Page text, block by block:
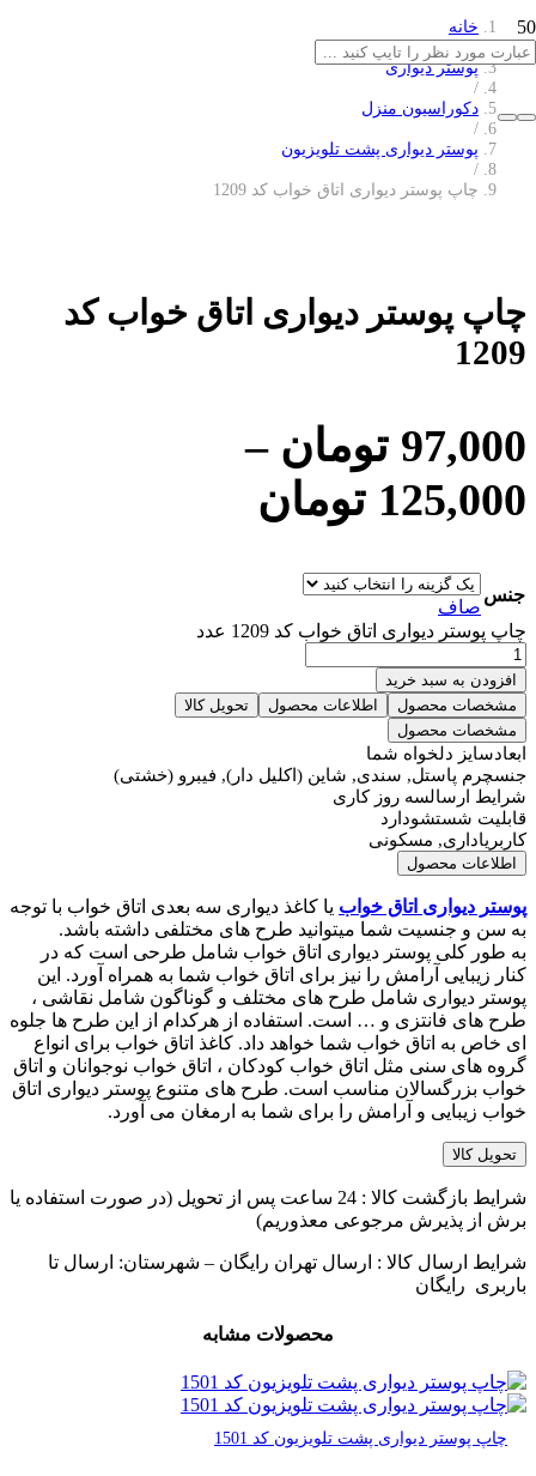
خانه
/
پوستر دیواری
/
دکوراسیون منزل
/
پوستر دیواری پشت تلویزیون
/
چاپ پوستر دیواری اتاق خواب کد 1209
چاپ پوستر دیواری اتاق خواب کد
1209
97,000 تومان –
125,000 تومان
جنس
صاف
چاپ پوستر دیواری اتاق خواب کد 1209 عدد
افزودن به سبد خرید
مشخصات محصول
اطلاعات محصول
تحویل کالا
مشخصات محصول
ابعادسایز دلخواه شما
جنسچرم پاستل, سندی, شاین (اکلیل دار), فیبرو (خشتی)
شرایط ارسالسه روز کاری
قابلیت شستشودارد
کاربریاداری, مسکونی
اطلاعات محصول
پوستر دیواری اتاق خواب یا کاغذ دیواری سه بعدی اتاق خواب با توجه
به سن و جنسیت شما میتوانید طرح های مختلفی داشته باشد.
به طور کلی پوستر دیواری اتاق خواب شامل طرحی است که در
کنار زیبایی آرامش را نیز برای اتاق خواب شما به همراه آورد. این
پوستر دیواری شامل طرح های مختلف و گوناگون شامل نقاشی ،
طرح های فانتزی و … است. استفاده از هرکدام از این طرح ها جلوه
ای خاص به اتاق خواب شما خواهد داد. کاغذ اتاق خواب برای انواع
گروه های سنی مثل اتاق خواب کودکان ، اتاق خواب نوجوانان و اتاق
خواب بزرگسالان مناسب است. طرح های متنوع پوستر دیواری اتاق
خواب زیبایی و آرامش را برای شما به ارمغان می آورد.
تحویل کالا
شرایط بازگشت کالا : 24 ساعت پس از تحویل (در صورت استفاده یا
برش از پذیرش مرجوعی معذوریم)
شرایط ارسال کالا : ارسال تهران رایگان – شهرستان: ارسال تا
باربری رایگان
محصولات مشابه
چاپ پوستر دیواری پشت تلویزیون کد 1501